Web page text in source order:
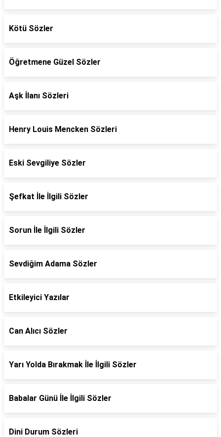
Kötü Sözler
Öğretmene Güzel Sözler
Aşk İlanı Sözleri
Henry Louis Mencken Sözleri
Eski Sevgiliye Sözler
Şefkat İle İlgili Sözler
Sorun İle İlgili Sözler
Sevdiğim Adama Sözler
Etkileyici Yazılar
Can Alıcı Sözler
Yarı Yolda Bırakmak İle İlgili Sözler
Babalar Günü İle İlgili Sözler
Dini Durum Sözleri